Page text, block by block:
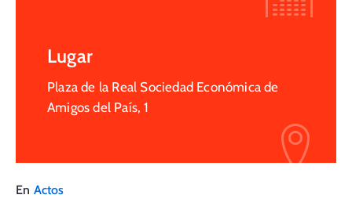
Lugar
Plaza de la Real Sociedad Económica de
Amigos del País, 1
En Actos